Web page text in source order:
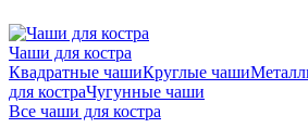
Чаши для костра
Квадратные чашиКруглые чаши
для костраЧугунные чаши
Все чаши для костра